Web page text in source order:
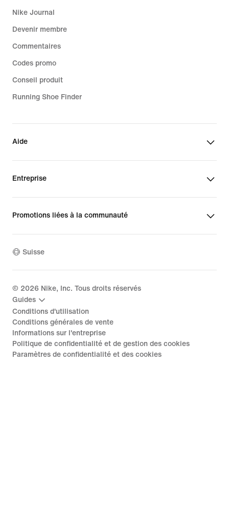
Nike Journal
Devenir membre
Commentaires
Codes promo
Conseil produit
Running Shoe Finder
Aide
Entreprise
Promotions liées à la communauté
Suisse
© 2026 Nike, Inc. Tous droits réservés
Guides
Conditions d'utilisation
Conditions générales de vente
Informations sur l'entreprise
Politique de confidentialité et de gestion des cookies
Paramètres de confidentialité et des cookies